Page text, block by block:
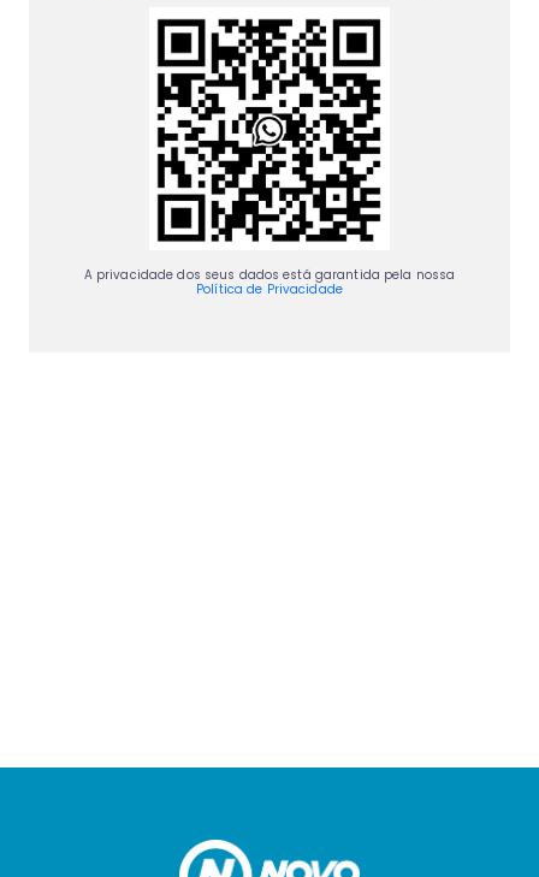
A privacidade dos seus dados está garantida pela nossa
Política de Privacidade